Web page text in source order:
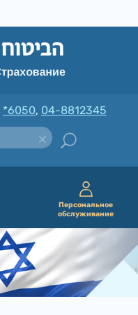
*6050, 04-8812345
Персональное
обслуживание